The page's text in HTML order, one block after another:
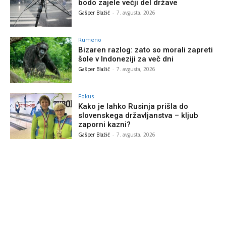
bodo zajele večji del države
Gašper Blažič - 7. avgusta, 2026
Rumeno
Bizaren razlog: zato so morali zapreti
šole v Indoneziji za več dni
Gašper Blažič - 7. avgusta, 2026
Fokus
Kako je lahko Rusinja prišla do
slovenskega državljanstva – kljub
zaporni kazni?
Gašper Blažič - 7. avgusta, 2026